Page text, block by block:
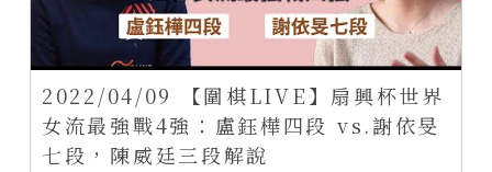
2022/04/09 【圍棋LIVE】扇興杯世界
女流最強戰4強：盧鈺樺四段 vs.謝依旻
七段，陳威廷三段解說